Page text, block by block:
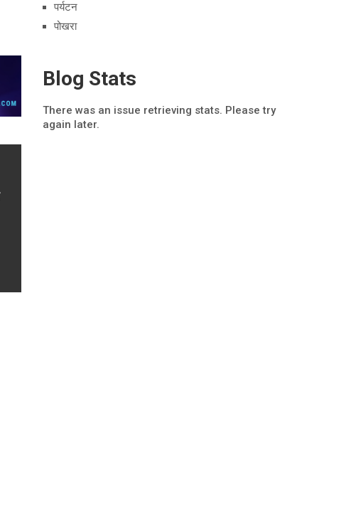
पर्यटन
पोखरा
Blog Stats
There was an issue retrieving stats. Please try
again later.